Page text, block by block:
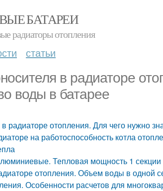
БАТАРЕИ
радиаторы отопления
статьи
в радиаторе
воды в батарее
радиаторе отопления. Для чего нужно
на работоспособность котла
Тепловая мощность 1 секции
отопления. Объем воды в одной
Особенности расчетов для